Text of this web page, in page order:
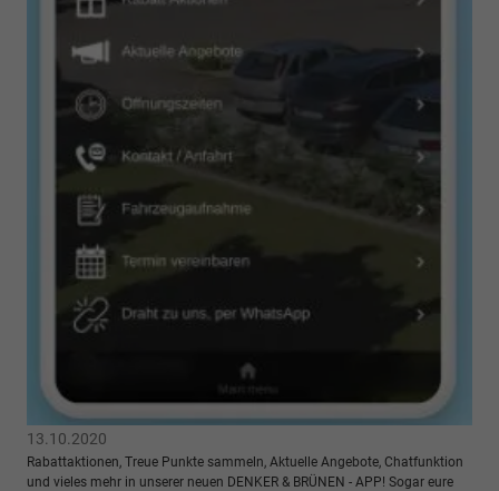
13.10.2020
Rabattaktionen, Treue Punkte sammeln, Aktuelle Angebote, Chatfunktion
und vieles mehr in unserer neuen DENKER & BRÜNEN - APP! Sogar eure